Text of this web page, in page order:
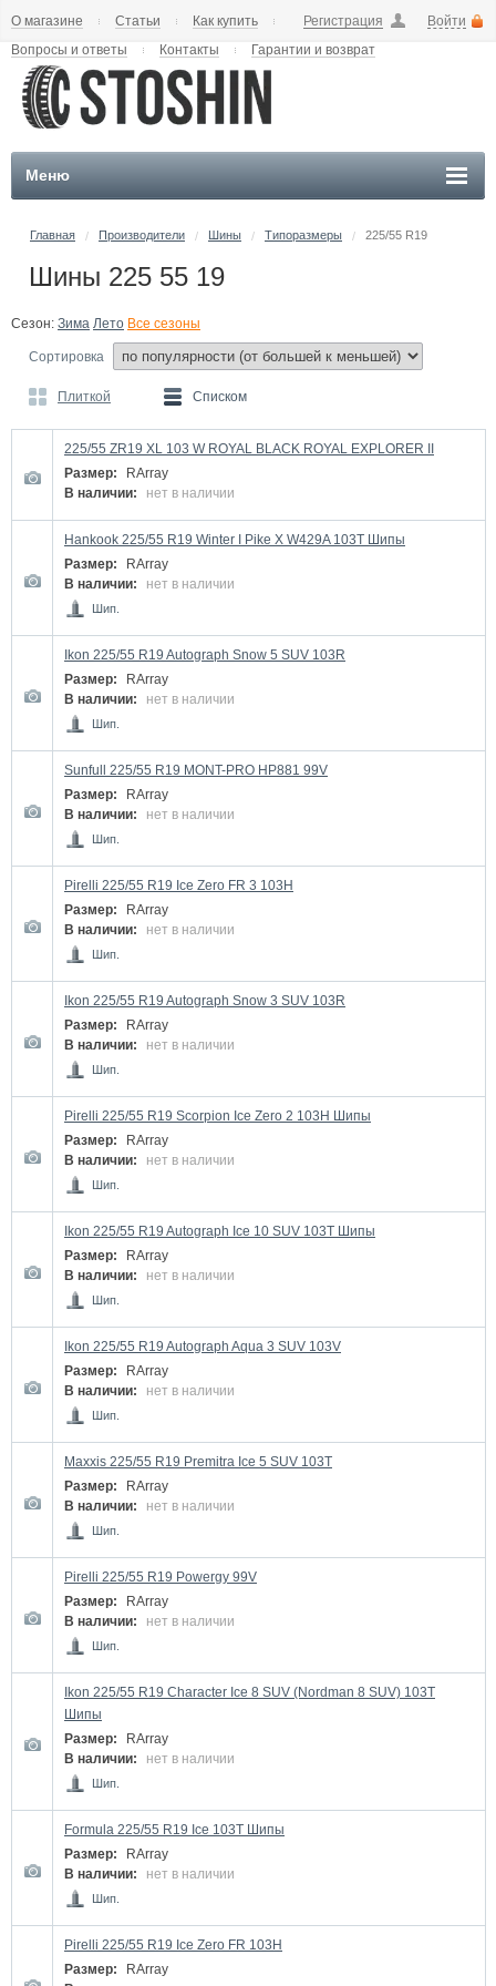
Регистрация Войти
О магазине Статьи
Как купить
Вопросы и ответы
Контакты Гарантии и возврат
Меню
Главная / Производители / Шины / Типоразмеры / 225/55 R19
Шины 225 55 19
Сезон: Зима Лето Все сезоны
Сортировка
Плиткой Списком
225/55 ZR19 XL 103 W ROYAL BLACK ROYAL EXPLORER II
Размер:
RArray
В наличии:
нет в наличии
Hankook 225/55 R19 Winter I Pike X W429A 103T Шипы
Размер:
RArray
В наличии:
нет в наличии
Шип.
Ikon 225/55 R19 Autograph Snow 5 SUV 103R
Размер:
RArray
В наличии:
нет в наличии
Шип.
Sunfull 225/55 R19 MONT-PRO HP881 99V
Размер:
RArray
В наличии:
нет в наличии
Шип.
Pirelli 225/55 R19 Ice Zero FR 3 103H
Размер:
RArray
В наличии:
нет в наличии
Шип.
Ikon 225/55 R19 Autograph Snow 3 SUV 103R
Размер:
RArray
В наличии:
нет в наличии
Шип.
Pirelli 225/55 R19 Scorpion Ice Zero 2 103H Шипы
Размер:
RArray
В наличии:
нет в наличии
Шип.
Ikon 225/55 R19 Autograph Ice 10 SUV 103T Шипы
Размер:
RArray
В наличии:
нет в наличии
Шип.
Ikon 225/55 R19 Autograph Aqua 3 SUV 103V
Размер:
RArray
В наличии:
нет в наличии
Шип.
Maxxis 225/55 R19 Premitra Ice 5 SUV 103T
Размер:
RArray
В наличии:
нет в наличии
Шип.
Pirelli 225/55 R19 Powergy 99V
Размер:
RArray
В наличии:
нет в наличии
Шип.
Ikon 225/55 R19 Character Ice 8 SUV (Nordman 8 SUV) 103T
Шипы
Размер:
RArray
В наличии:
нет в наличии
Шип.
Formula 225/55 R19 Ice 103T Шипы
Размер:
RArray
В наличии:
нет в наличии
Шип.
Pirelli 225/55 R19 Ice Zero FR 103H
Размер:
RArray